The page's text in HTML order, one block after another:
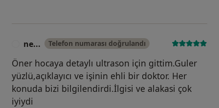
ne... Telefon numarası doğrulandı
Öner hocaya detaylı ultrason için gittim.Guler
yüzlü,açıklayıcı ve işinin ehli bir doktor. Her
konuda bizi bilgilendirdi.İlgisi ve alakasi çok
iyiydi